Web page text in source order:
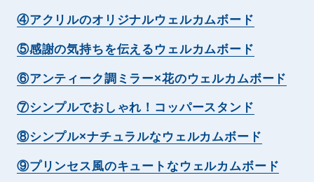
④アクリルのオリジナルウェルカムボード
⑤感謝の気持ちを伝えるウェルカムボード
⑥アンティーク調ミラー×花のウェルカムボード
⑦シンプルでおしゃれ！コッパースタンド
⑧シンプル×ナチュラルなウェルカムボード
⑨プリンセス風のキュートなウェルカムボード